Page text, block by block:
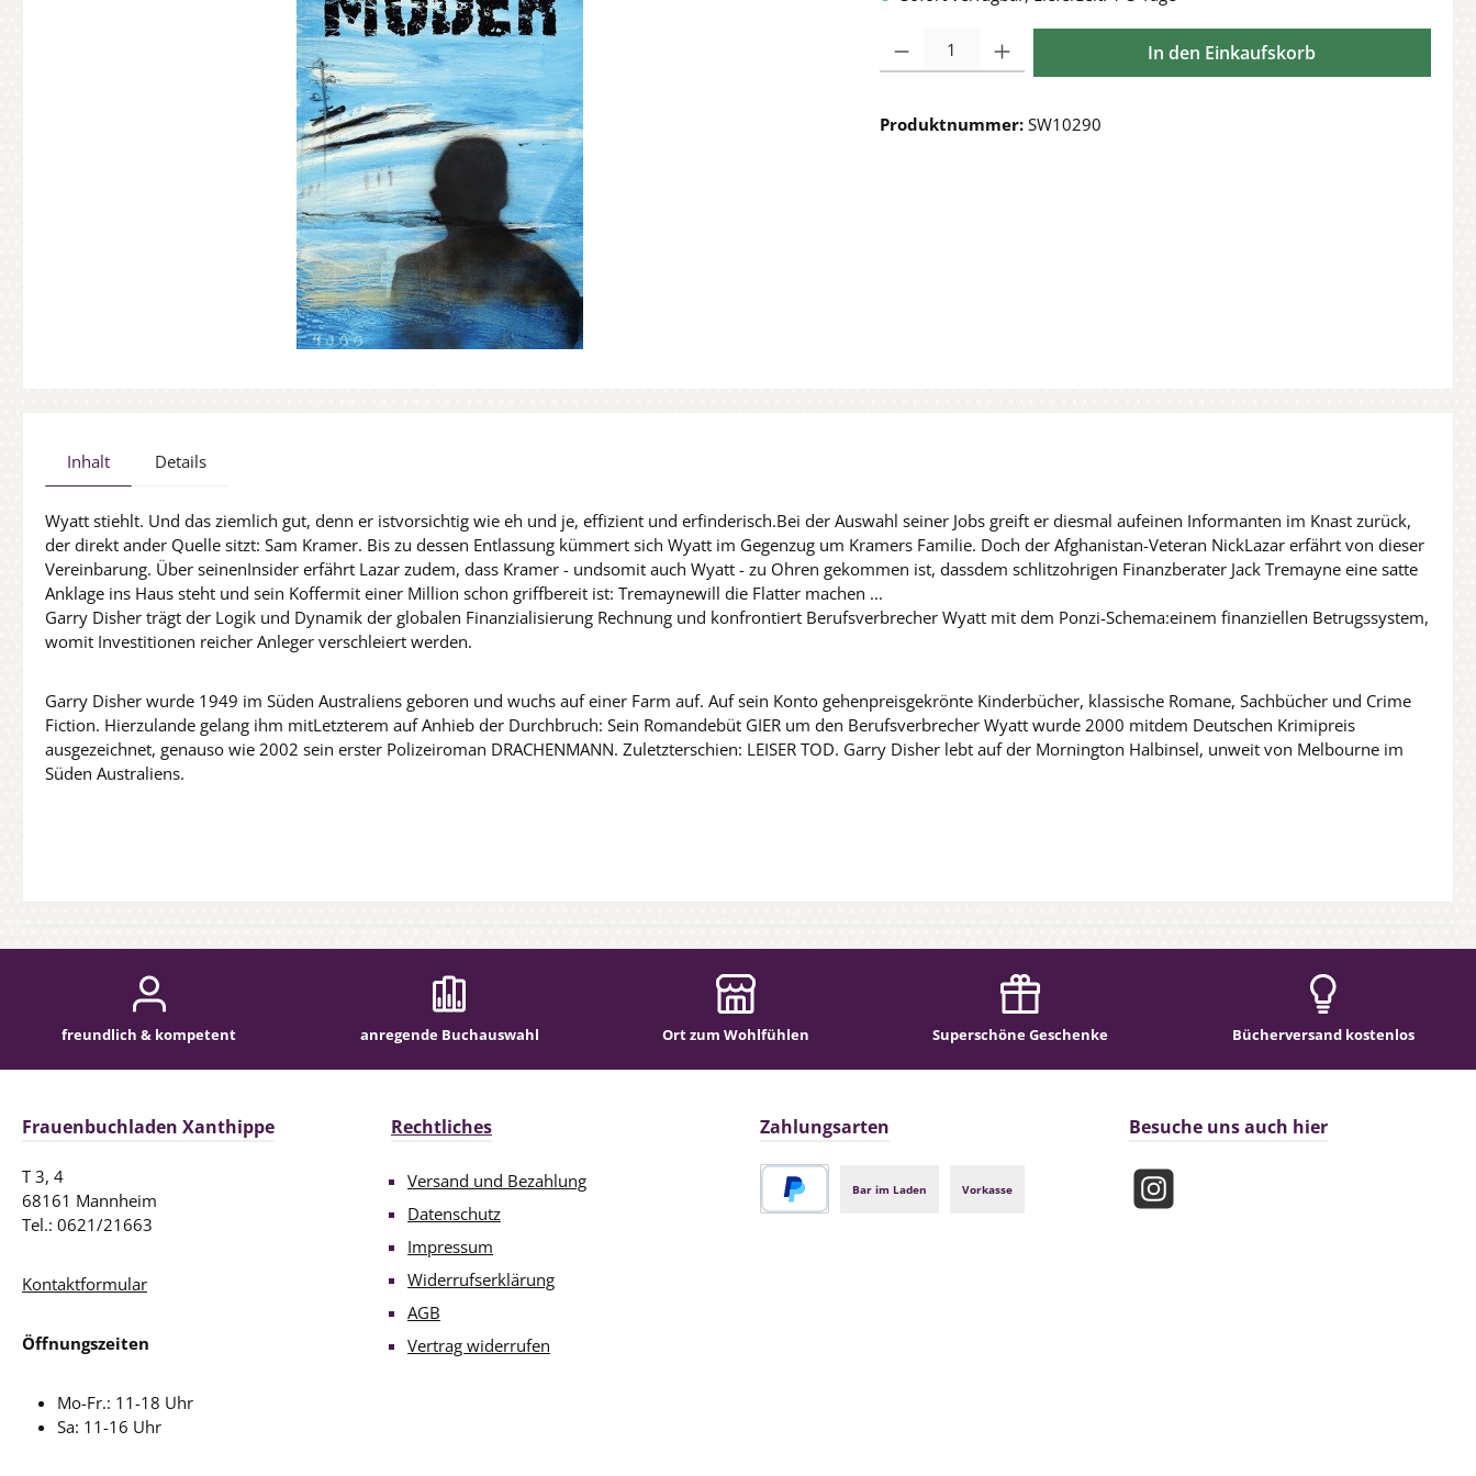
Produkt Anzahl: Gib den gewünschten Wert ein oder benutze die
In den Einkaufskorb
Produktnummer: SW10290
Inhalt Details
Wyatt stiehlt. Und das ziemlich gut, denn er istvorsichtig wie eh und je, effizient und erfinderisch.Bei der Auswahl seiner Jobs greift er diesmal aufeinen Informanten im Knast zurück,
der direkt ander Quelle sitzt: Sam Kramer. Bis zu dessen Entlassung kümmert sich Wyatt im Gegenzug um Kramers Familie. Doch der Afghanistan-Veteran NickLazar erfährt von dieser
Vereinbarung. Über seinenInsider erfährt Lazar zudem, dass Kramer - undsomit auch Wyatt - zu Ohren gekommen ist, dassdem schlitzohrigen Finanzberater Jack Tremayne eine satte
Anklage ins Haus steht und sein Koffermit einer Million schon griffbereit ist: Tremaynewill die Flatter machen ...
Garry Disher trägt der Logik und Dynamik der globalen Finanzialisierung Rechnung und konfrontiert Berufsverbrecher Wyatt mit dem Ponzi-Schema:einem finanziellen Betrugssystem,
womit Investitionen reicher Anleger verschleiert werden.
Garry Disher wurde 1949 im Süden Australiens geboren und wuchs auf einer Farm auf. Auf sein Konto gehenpreisgekrönte Kinderbücher, klassische Romane, Sachbücher und Crime
Fiction. Hierzulande gelang ihm mitLetzterem auf Anhieb der Durchbruch: Sein Romandebüt GIER um den Berufsverbrecher Wyatt wurde 2000 mitdem Deutschen Krimipreis
ausgezeichnet, genauso wie 2002 sein erster Polizeiroman DRACHENMANN. Zuletzterschien: LEISER TOD. Garry Disher lebt auf der Mornington Halbinsel, unweit von Melbourne im
Süden Australiens.
freundlich & kompetent anregende Buchauswahl Ort zum Wohlfühlen Superschöne Geschenke Bücherversand kostenlos
Rechtliches
Versand und Bezahlung
Datenschutz
Impressum
Widerrufserklärung
AGB
Vertrag widerrufen
Zahlungsarten
Vorkasse
Bar im Laden
Besuche uns auch hier
Instagram
Frauenbuchladen Xanthippe
T 3, 4
68161 Mannheim
Tel.: 0621/21663
Kontaktformular
Öffnungszeiten
Mo-Fr.: 11-18 Uhr
Sa: 11-16 Uhr